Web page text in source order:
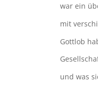
war ein
mit
Gottlob
und was